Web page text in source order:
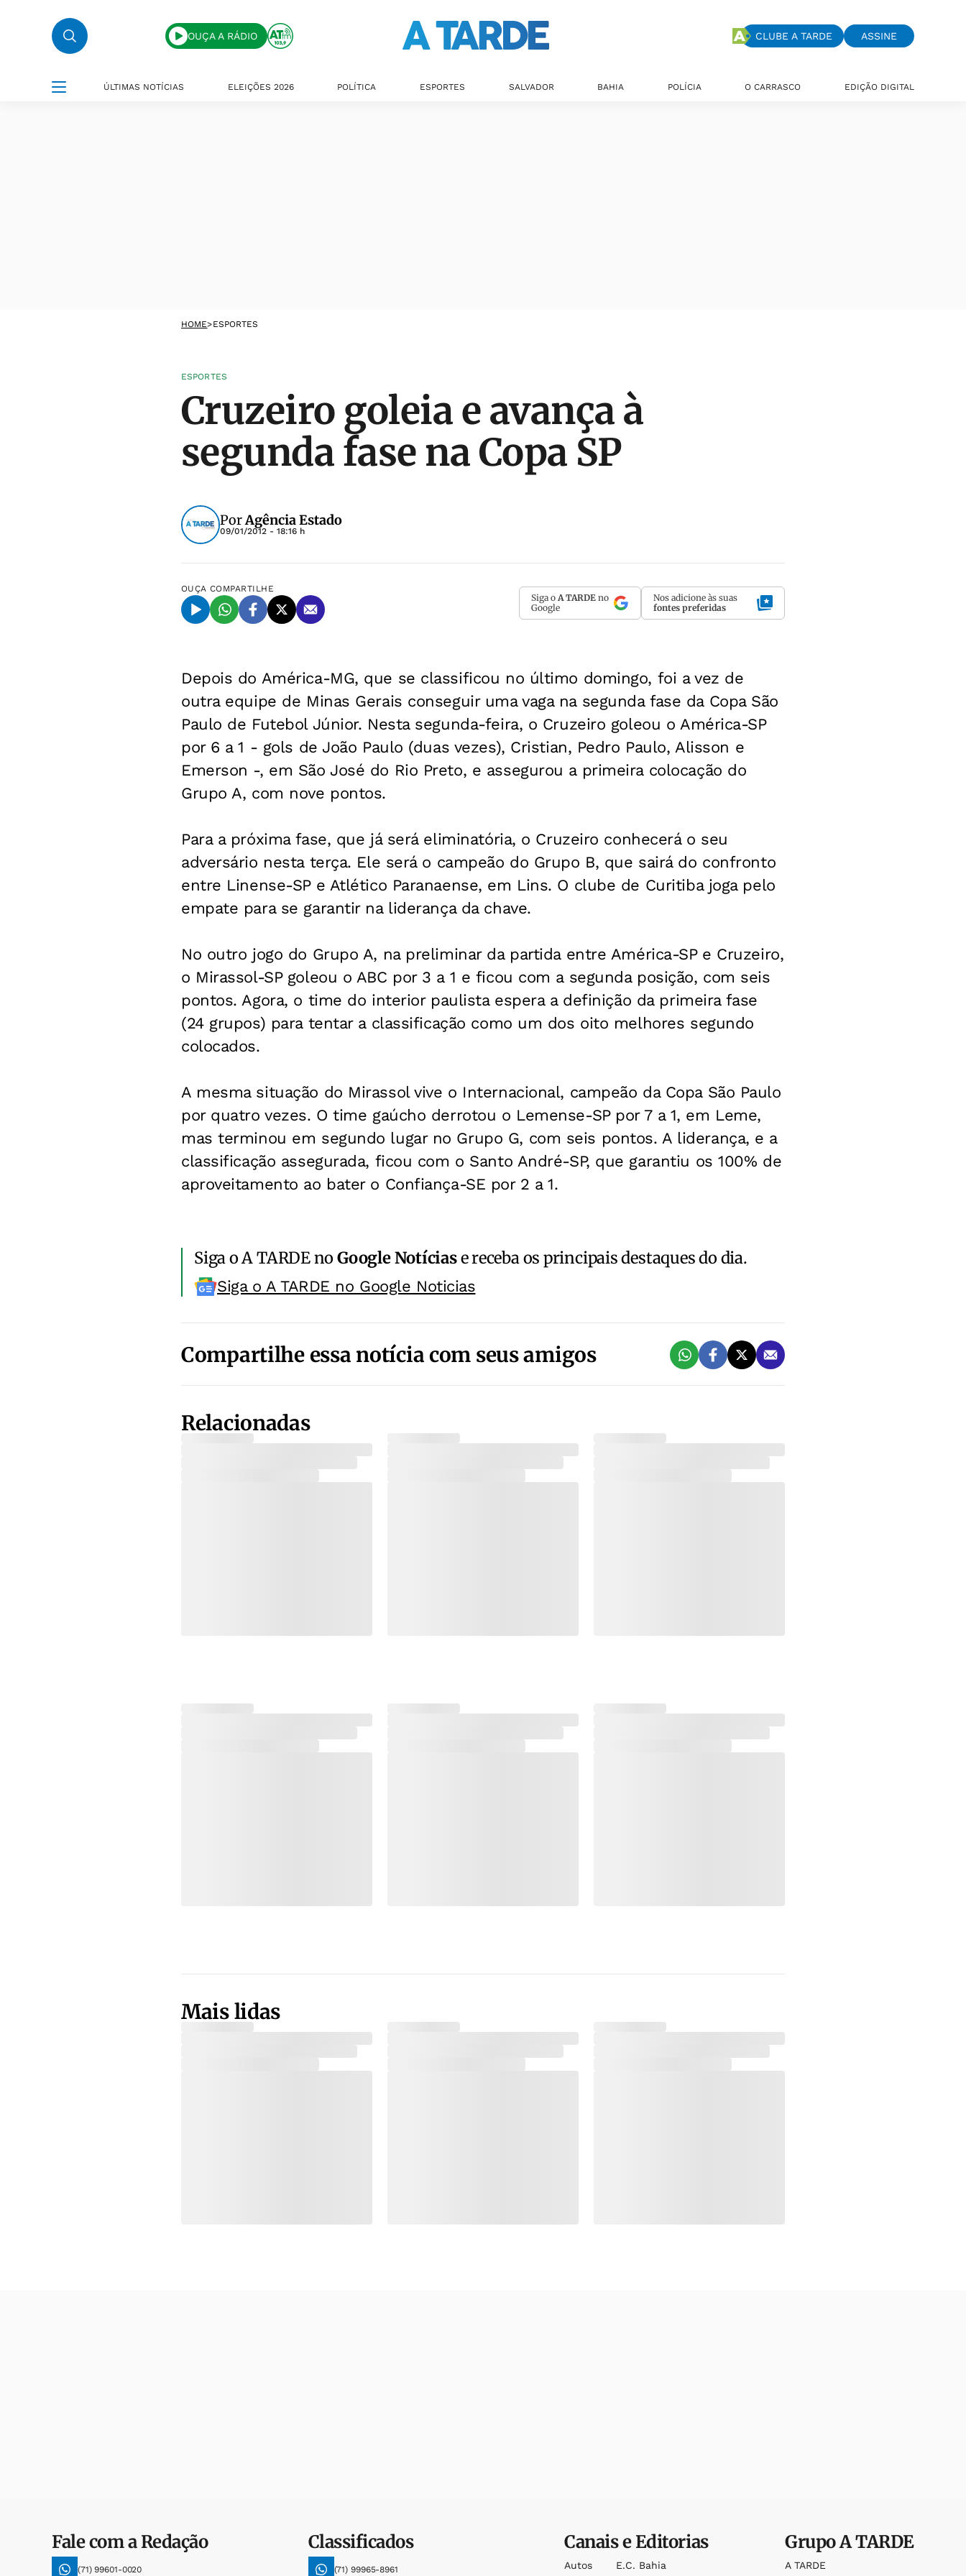
OUÇA A RÁDIO CLUBE A TARDE ASSINE
ÚLTIMAS NOTÍCIAS ELEIÇÕES 2026 POLÍTICA ESPORTES SALVADOR BAHIA POLÍCIA O CARRASCO EDIÇÃO DIGITAL
HOME>ESPORTES
ESPORTES
Cruzeiro goleia e avança à
segunda fase na Copa SP
PorAgência Estado
09/01/2012 - 18:16 h
OUÇA COMPARTILHE
Siga o A TARDE no
Google
Nos adicione às suas
fontes preferidas
Depois do América-MG, que se classificou no último domingo, foi a vez de
outra equipe de Minas Gerais conseguir uma vaga na segunda fase da Copa São
Paulo de Futebol Júnior. Nesta segunda-feira, o Cruzeiro goleou o América-SP
por 6 a 1 - gols de João Paulo (duas vezes), Cristian, Pedro Paulo, Alisson e
Emerson -, em São José do Rio Preto, e assegurou a primeira colocação do
Grupo A, com nove pontos.
Para a próxima fase, que já será eliminatória, o Cruzeiro conhecerá o seu
adversário nesta terça. Ele será o campeão do Grupo B, que sairá do confronto
entre Linense-SP e Atlético Paranaense, em Lins. O clube de Curitiba joga pelo
empate para se garantir na liderança da chave.
No outro jogo do Grupo A, na preliminar da partida entre América-SP e Cruzeiro,
o Mirassol-SP goleou o ABC por 3 a 1 e ficou com a segunda posição, com seis
pontos. Agora, o time do interior paulista espera a definição da primeira fase
(24 grupos) para tentar a classificação como um dos oito melhores segundo
colocados.
A mesma situação do Mirassol vive o Internacional, campeão da Copa São Paulo
por quatro vezes. O time gaúcho derrotou o Lemense-SP por 7 a 1, em Leme,
mas terminou em segundo lugar no Grupo G, com seis pontos. A liderança, e a
classificação assegurada, ficou com o Santo André-SP, que garantiu os 100% de
aproveitamento ao bater o Confiança-SE por 2 a 1.
Siga o A TARDE noGoogle Notíciase receba os principais destaques do dia.
Siga o A TARDE no Google Noticias
Compartilhe essa notícia com seus amigos
Relacionadas
Mais lidas
Fale com a Redação
(71) 99601-0020
Classificados
(71) 99965-8961
Canais e Editorias
Autos E.c. Bahia
GrupoA TARDE
A TARDE